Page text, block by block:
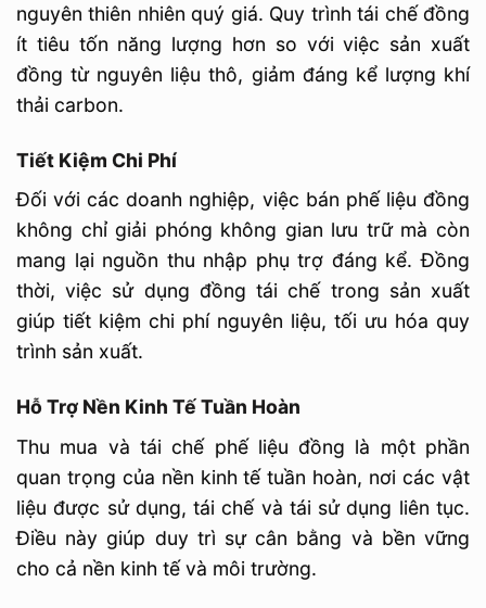
nguyên thiên nhiên quý giá. Quy trình tái chế đồng
ít tiêu tốn năng lượng hơn so với việc sản xuất
đồng từ nguyên liệu thô, giảm đáng kể lượng khí
thải carbon.
Tiết Kiệm Chi Phí
Đối với các doanh nghiệp, việc bán phế liệu đồng
không chỉ giải phóng không gian lưu trữ mà còn
mang lại nguồn thu nhập phụ trợ đáng kể. Đồng
thời, việc sử dụng đồng tái chế trong sản xuất
giúp tiết kiệm chi phí nguyên liệu, tối ưu hóa quy
trình sản xuất.
Hỗ Trợ Nền Kinh Tế Tuần Hoàn
Thu mua và tái chế phế liệu đồng là một phần
quan trọng của nền kinh tế tuần hoàn, nơi các vật
liệu được sử dụng, tái chế và tái sử dụng liên tục.
Điều này giúp duy trì sự cân bằng và bền vững
cho cả nền kinh tế và môi trường.